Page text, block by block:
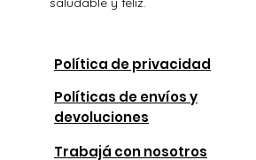
Política de privacidad
Políticas de envíos y
devoluciones
Trabajá con nosotros